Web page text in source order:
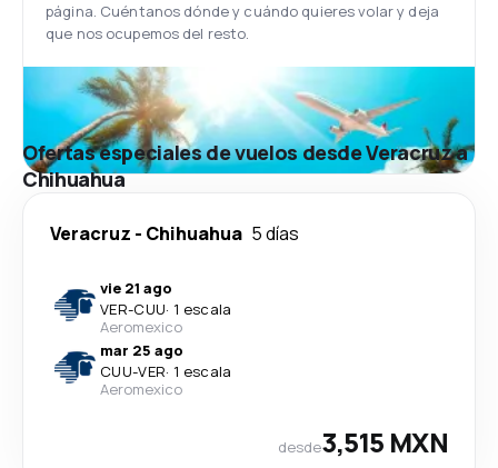
página. Cuéntanos dónde y cuándo quieres volar y deja
que nos ocupemos del resto.
Ofertas especiales de vuelos desde Veracruz a
Chihuahua
Veracruz - Chihuahua 5 días
vie 21 ago
VER-CUU· 1 escala
Aeromexico
mar 25 ago
CUU-VER· 1 escala
Aeromexico
desde3,515 MXN